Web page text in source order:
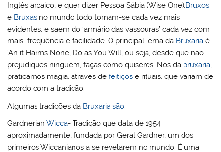
Inglês arcaico, e quer dizer Pessoa Sábia (Wise One).Bruxos
e Bruxas no mundo todo tornam-se cada vez mais
evidentes, e saem do ‘armário das vassouras’ cada vez com
mais freqüência e facilidade. O principal lema da Bruxaria é
‘An it Harms None, Do as You Will, ou seja, desde que não
prejudiques ninguém, faças como quiseres. Nós da bruxaria,
praticamos magia, através defeitiços e rituais, que variam de
acordo com a tradição.
Algumas tradições da Bruxaria são:
GardnerianWicca- Tradição que data de 1954
aproximadamente, fundada por Geral Gardner, um dos
primeiros Wiccanianos a se revelarem no mundo. É uma